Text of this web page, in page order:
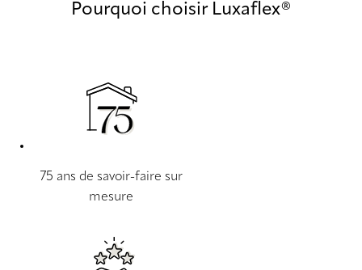
Pourquoi choisir Luxaflex®
75 ans de savoir-faire sur
mesure